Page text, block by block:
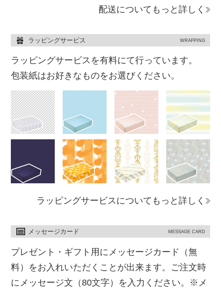
配送についてもっと詳しく
ラッピングサービス WRAPPING
ラッピングサービスを有料にて行っています。
包装紙はお好きなものをお選びください。
ラッピングサービスについてもっと詳しく
メッセージカード MESSAGE CARD
プレゼント・ギフト用にメッセージカード（無
料）をお入れいただくことが出来ます。ご注文時
にメッセージ文（80文字）を入力ください。※メ